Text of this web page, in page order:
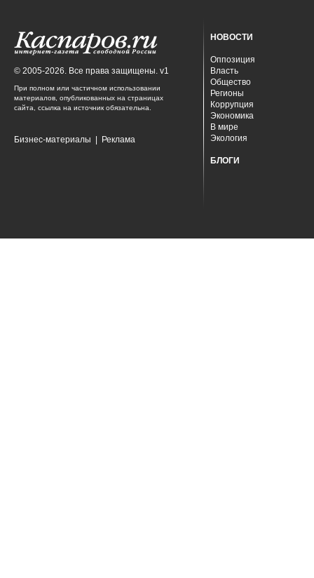
© 2005-2026. Все права защищены. v1
При полном или частичном использовании
материалов, опубликованных на страницах
сайта, ссылка на источник обязательна.
Бизнес-материалы Реклама
НОВОСТИ
Оппозиция
Власть
Общество
Регионы
Коррупция
Экономика
В мире
Экология
БЛОГИ